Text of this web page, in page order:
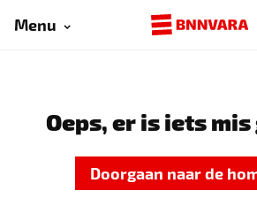
Menu
Oeps, er is iets mis
Doorgaan naar de